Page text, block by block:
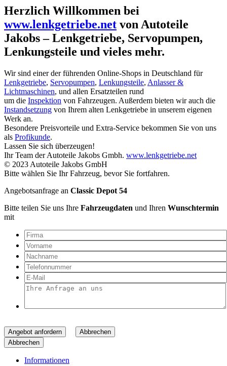
Herzlich Willkommen bei
www.lenkgetriebe.net von Autoteile
Jakobs – Lenkgetriebe, Servopumpen,
Lenkungsteile und vieles mehr.
Wir sind einer der führenden Online-Shops in Deutschland für
Lenkgetriebe, Servopumpen, Lenkungsteile, Anlasser &
Lichtmaschinen, und allen Ersatzteilen rund
um die Inspektion von Fahrzeugen. Außerdem bieten wir auch die
Instandsetzung von Ihrem alten Lenkgetriebe in unserem eigenen
Werk an.
Besondere Preisvorteile und Extra-Service bekommen Sie von uns
als Profikunde.
Lassen Sie sich überzeugen!
Ihr Team der Autoteile Jakobs Gmbh. www.lenkgetriebe.net
© 2023 Autoteile Jakobs GmbH
Bitte wählen Sie Ihr Fahrzeug, bevor Sie fortfahren.
Angebotsanfrage an Classic Depot 54
Bitte teilen Sie uns Ihre Fahrzeugdaten und Ihren Wunschtermin
mit
Angebot anfordern
Abbrechen
Abbrechen
Informationen